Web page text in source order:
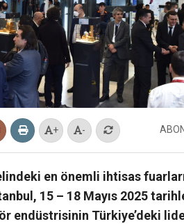
+ -
en önemli ihtisas
15 – 18 Mayıs 2025
endüstrisinin Türkiye’deki